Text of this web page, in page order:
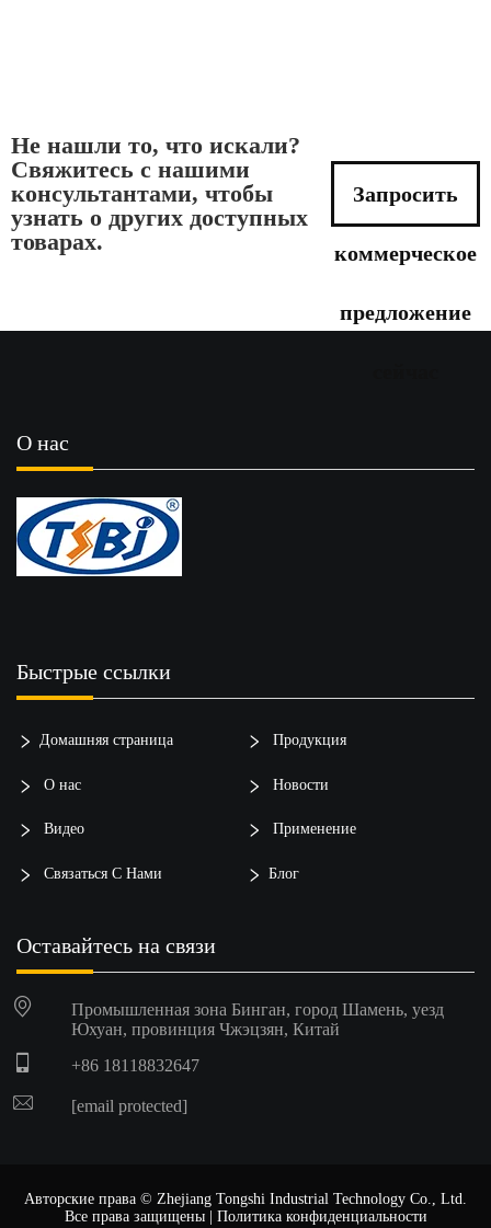
Не нашли то, что искали?
Свяжитесь с нашими
консультантами, чтобы
узнать о других доступных
товарах.
Запросить
коммерческое
предложение
О нас
Быстрые ссылки
Домашняя страница Продукция
О нас Новости
Видео Применение
Связаться С Нами Блог
Оставайтесь на связи
Промышленная зона Бинган, город Шамень, уезд
Юхуан, провинция Чжэцзян, Китай
+86 18118832647
[email protected]
Авторские права © Zhejiang Tongshi Industrial Technology Co., Ltd.
Все права защищены | Политика конфиденциальности